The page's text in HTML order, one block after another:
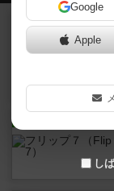
レビュー
Google
Apple
し